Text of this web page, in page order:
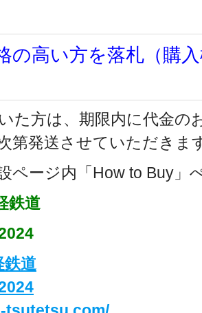
の高い方を落札（購
た方は、期限内に代金の
第発送させていただきま
ページ内「How to Buy」
鉄道
鉄道